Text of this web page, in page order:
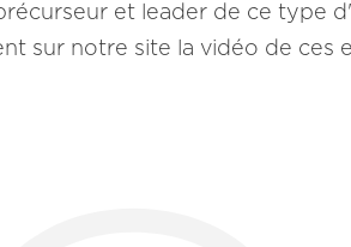
et leader de ce type
sur notre site la vidéo de ces